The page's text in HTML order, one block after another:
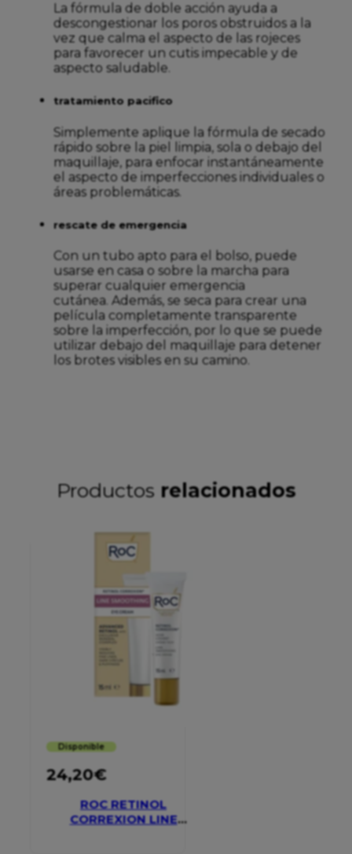
La fórmula de doble acción ayuda a
descongestionar los poros obstruidos a la
vez que calma el aspecto de las rojeces
para favorecer un cutis impecable y de
aspecto saludable.
tratamiento pacifico
Simplemente aplique la fórmula de secado
rápido sobre la piel limpia, sola o debajo del
maquillaje, para enfocar instantáneamente
el aspecto de imperfecciones individuales o
áreas problemáticas.
rescate de emergencia
Con un tubo apto para el bolso, puede
usarse en casa o sobre la marcha para
superar cualquier emergencia
cutánea. Además, se seca para crear una
película completamente transparente
sobre la imperfección, por lo que se puede
utilizar debajo del maquillaje para detener
los brotes visibles en su camino.
Productos relacionados
Disponible
24,20€
ROC RETINOL
CORREXION LINE